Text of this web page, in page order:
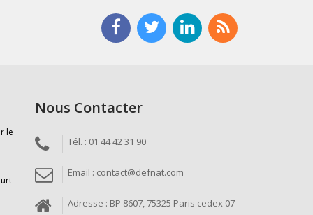
le
Nous Contacter
Tél. : 01 44 42 31 90
Email : contact@defnat.com
Adresse : BP 8607, 75325 Paris cedex 07